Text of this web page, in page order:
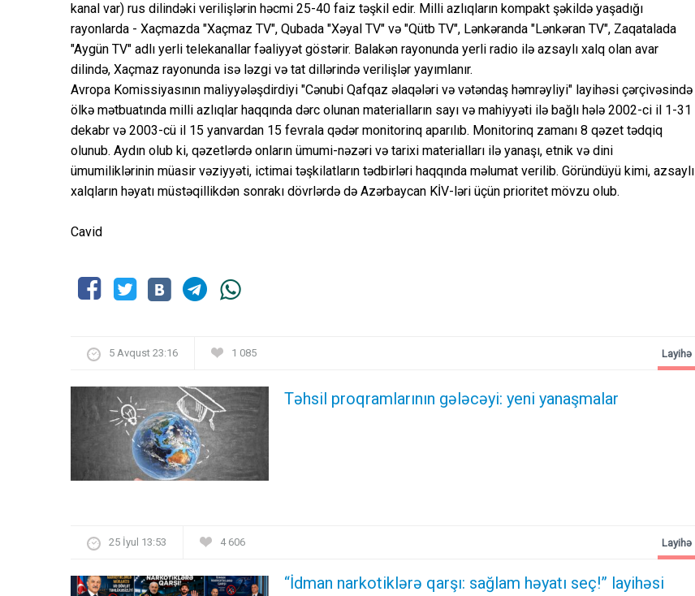
kanal var) rus dilindəki verilişlərin həcmi 25-40 faiz təşkil edir. Milli azlıqların kompakt şəkildə yaşadığı
rayonlarda - Xaçmazda "Xaçmaz TV", Qubada "Xəyal TV" və "Qütb TV", Lənkəranda "Lənkəran TV", Zaqatalada
"Aygün TV" adlı yerli telekanallar fəaliyyət göstərir. Balakən rayonunda yerli radio ilə azsaylı xalq olan avar
dilində, Xaçmaz rayonunda isə ləzgi və tat dillərində verilişlər yayımlanır.
Avropa Komissiyasının maliyyələşdirdiyi "Cənubi Qafqaz əlaqələri və vətəndaş həmrəyliyi" layihəsi çərçivəsində
ölkə mətbuatında milli azlıqlar haqqında dərc olunan materialların sayı və mahiyyəti ilə bağlı hələ 2002-ci il 1-31
dekabr və 2003-cü il 15 yanvardan 15 fevrala qədər monitorinq aparılıb. Monitorinq zamanı 8 qəzet tədqiq
olunub. Aydın olub ki, qəzetlərdə onların ümumi-nəzəri və tarixi materialları ilə yanaşı, etnik və dini
ümumiliklərinin müasir vəziyyəti, ictimai təşkilatların tədbirləri haqqında məlumat verilib. Göründüyü kimi, azsaylı
xalqların həyatı müstəqillikdən sonrakı dövrlərdə də Azərbaycan KİV-ləri üçün prioritet mövzu olub.
Cavid
5 Avqust 23:16 1 085
Təhsil proqramlarının gələcəyi: yeni yanaşmalar
Layihə
25 İyul 13:53 4 606
“İdman narkotiklərə qarşı: sağlam həyatı seç!” layihəsi
Layihə